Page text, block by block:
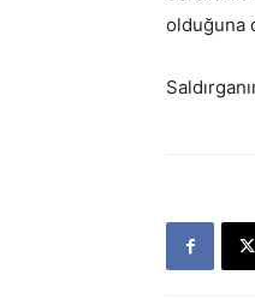
olduğuna